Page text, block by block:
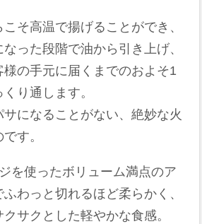
そ高温で揚げることができ、
った段階で油から引き上げ、
の手元に届くまでのおよそ1
り通します。
になることがない、絶妙な火
す。
を使ったボリューム満点のア
わっと切れるほど柔らかく、
サクとした軽やかな食感。